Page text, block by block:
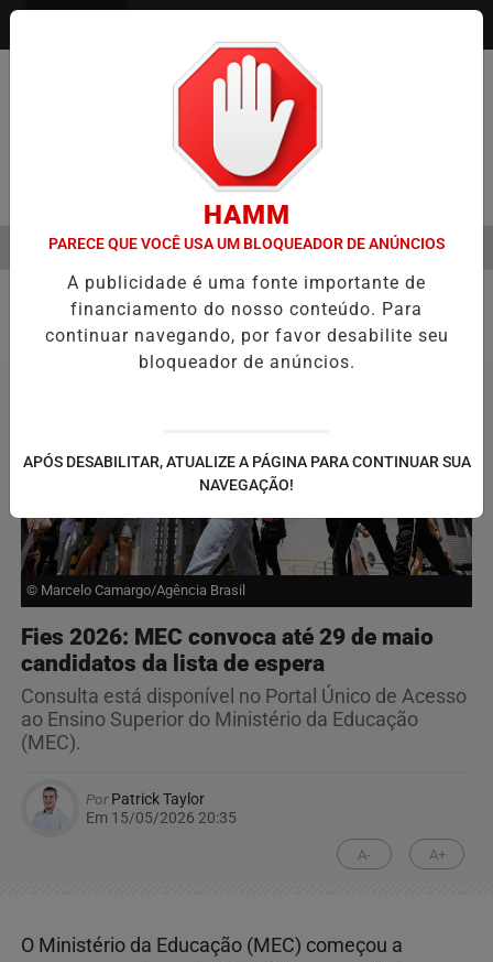
Pesquisar Notícia
TECNOLOGIA E INOVAÇÃO PARA ESTUDANTES DA ESCOLA
EM ALTA
MENU
Educação
© Marcelo Camargo/Agência Brasil
Fies 2026: MEC convoca até 29 de maio
candidatos da lista de espera
Consulta está disponível no Portal Único de Acesso
ao Ensino Superior do Ministério da Educação
(MEC).
PorPatrick Taylor
Em 15/05/2026 20:35
A- A+
O Ministério da Educação (MEC) começou a
HAMM
PARECE QUE VOCÊ USA UM BLOQUEADOR DE ANÚNCIOS
A publicidade é uma fonte importante de
financiamento do nosso conteúdo. Para
continuar navegando, por favor desabilite seu
bloqueador de anúncios.
APÓS DESABILITAR, ATUALIZE A PÁGINA PARA CONTINUAR SUA
NAVEGAÇÃO!